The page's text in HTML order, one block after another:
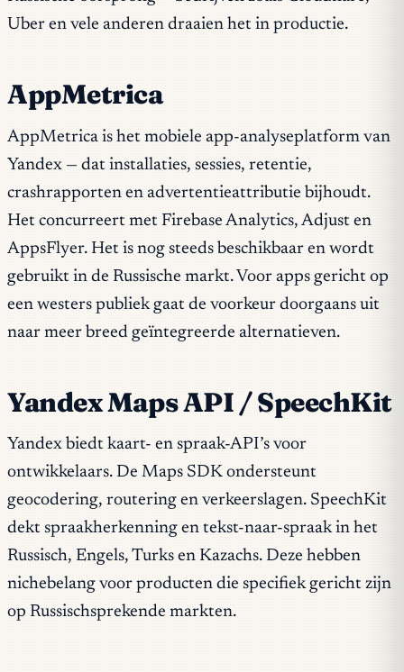
Uber en vele anderen draaien het in productie.
AppMetrica
AppMetrica is het mobiele app-analyseplatform van
Yandex — dat installaties, sessies, retentie,
crashrapporten en advertentieattributie bijhoudt.
Het concurreert met Firebase Analytics, Adjust en
AppsFlyer. Het is nog steeds beschikbaar en wordt
gebruikt in de Russische markt. Voor apps gericht op
een westers publiek gaat de voorkeur doorgaans uit
naar meer breed geïntegreerde alternatieven.
Yandex Maps API / SpeechKit
Yandex biedt kaart- en spraak-API’s voor
ontwikkelaars. De Maps SDK ondersteunt
geocodering, routering en verkeerslagen. SpeechKit
dekt spraakherkenning en tekst-naar-spraak in het
Russisch, Engels, Turks en Kazachs. Deze hebben
nichebelang voor producten die specifiek gericht zijn
op Russischsprekende markten.